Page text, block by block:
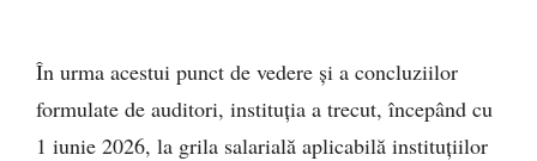
În urma acestui punct de vedere și a concluziilor
formulate de auditori, instituția a trecut, începând cu
1 iunie 2026, la grila salarială aplicabilă instituțiilor